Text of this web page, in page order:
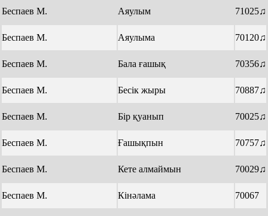
Беспаев М. Аяулым 71025♫
Беспаев М. Аяулыма 70120♫
Беспаев М. Бала ғашық 70356♫
Беспаев М. Бесік жыры 70887♫
Беспаев М. Бір қуанып 70025♫
Беспаев М. Ғашықпын 70757♫
Беспаев М. Кете алмаймын 70029♫
Беспаев М. Кінәлама 70067